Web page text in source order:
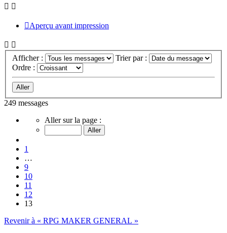
Aperçu avant impression
Afficher :
Trier par :
Ordre :
249 messages
Page
13
Aller sur la page :
1
…
9
10
11
12
13
Revenir à « RPG MAKER GENERAL »